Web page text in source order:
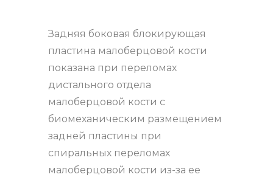
Задняя боковая блокирующая
пластина малоберцовой кости
показана при переломах
дистального отдела
малоберцовой кости с
биомеханическим размещением
задней пластины при
спиральных переломах
малоберцовой кости из-за ее